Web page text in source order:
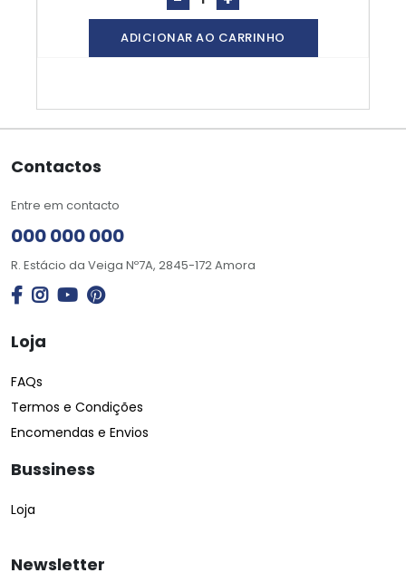
ADICIONAR AO CARRINHO
Contactos
Entre em contacto
000 000 000
R. Estácio da Veiga Nº7A, 2845-172 Amora
Loja
FAQs
Termos e Condições
Encomendas e Envios
Bussiness
Loja
Newsletter